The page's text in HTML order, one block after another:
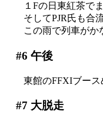
１Fの日東紅茶で
そしてPJR氏も合
この雨で列車がか
#6 午後
東館のFFXIブース
#7 大脱走